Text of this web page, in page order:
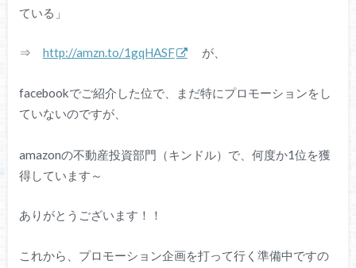
ている」
⇒ http://amzn.to/1gqHASF が、
facebookでご紹介した位で、まだ特にプロモーションをし
ていないのですが、
amazonの不動産投資部門（キンドル）で、何度か1位を獲
得しています～
ありがとうございます！！
これから、プロモーション企画を打って行く準備中ですの